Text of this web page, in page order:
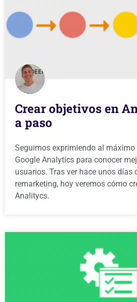
Crear objetivos en
a paso
Seguimos exprimiendo al
Google Analytics para conocer
usuarios. Tras ver hace unos días
remarketing, hoy veremos cómo
Analitycs.